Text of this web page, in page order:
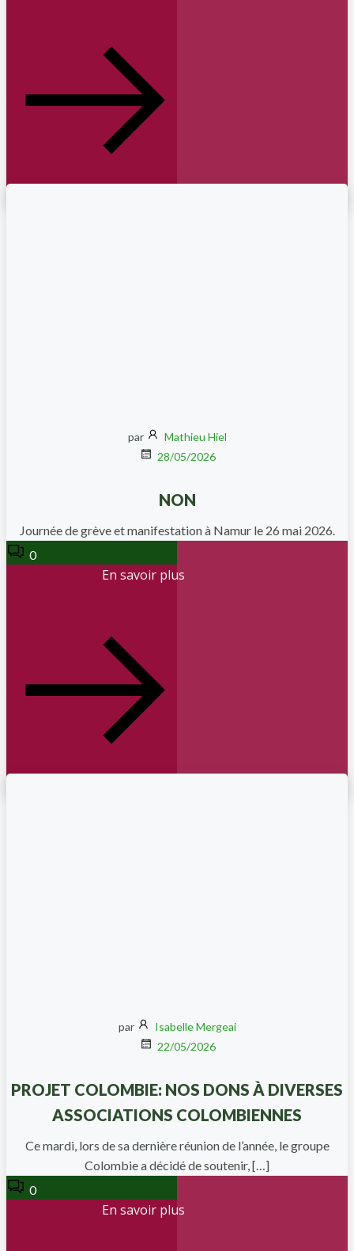
par
Mathieu Hiel
28/05/2026
NON
Journée de grève et manifestation à Namur le 26 mai 2026.
0
En savoir plus
par
Isabelle Mergeai
22/05/2026
PROJET COLOMBIE: NOS DONS À DIVERSES
ASSOCIATIONS COLOMBIENNES
Ce mardi, lors de sa dernière réunion de l’année, le groupe
Colombie a décidé de soutenir, […]
0
En savoir plus